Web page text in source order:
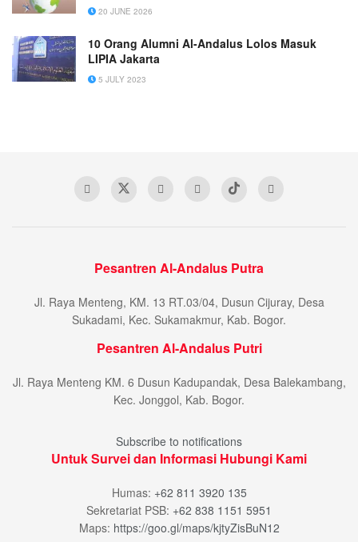
20 JUNE 2026
10 Orang Alumni Al-Andalus Lolos Masuk
LIPIA Jakarta
5 JULY 2023
Pesantren Al-Andalus Putra
Jl. Raya Menteng, KM. 13 RT.03/04, Dusun Cijuray, Desa
Sukadami, Kec. Sukamakmur, Kab. Bogor.
Pesantren Al-Andalus Putri
Jl. Raya Menteng KM. 6 Dusun Kadupandak, Desa Balekambang,
Kec. Jonggol, Kab. Bogor.
Subscribe to notifications
Untuk Survei dan Informasi Hubungi Kami
Humas: +62 811 3920 135
Sekretariat PSB: +62 838 1151 5951
Maps: https://goo.gl/maps/kjtyZisBuN12